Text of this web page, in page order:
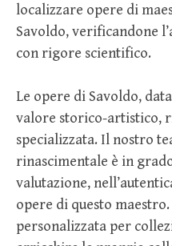
localizzare opere di
Savoldo, verificandone
con rigore scientifico.
Le opere di Savoldo,
valore storico-artistico,
specializzata. Il nostro
rinascimentale è in
valutazione,
opere di questo
personalizzata per